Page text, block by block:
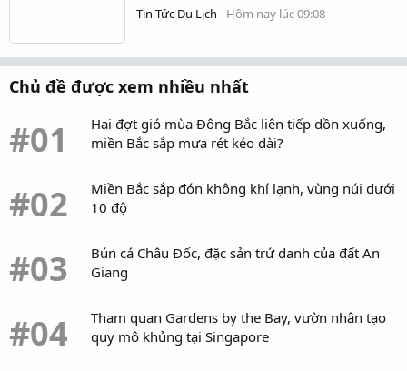
Tin Tức Du Lịch - Hôm nay lúc 09:08
Chủ đề được xem nhiều nhất
#01
Hai đợt gió mùa Đông Bắc liên tiếp dồn xuống,
miền Bắc sắp mưa rét kéo dài?
#02
Miền Bắc sắp đón không khí lạnh, vùng núi dưới
10 độ
#03
Bún cá Châu Đốc, đặc sản trứ danh của đất An
Giang
#04
Tham quan Gardens by the Bay, vườn nhân tạo
quy mô khủng tại Singapore